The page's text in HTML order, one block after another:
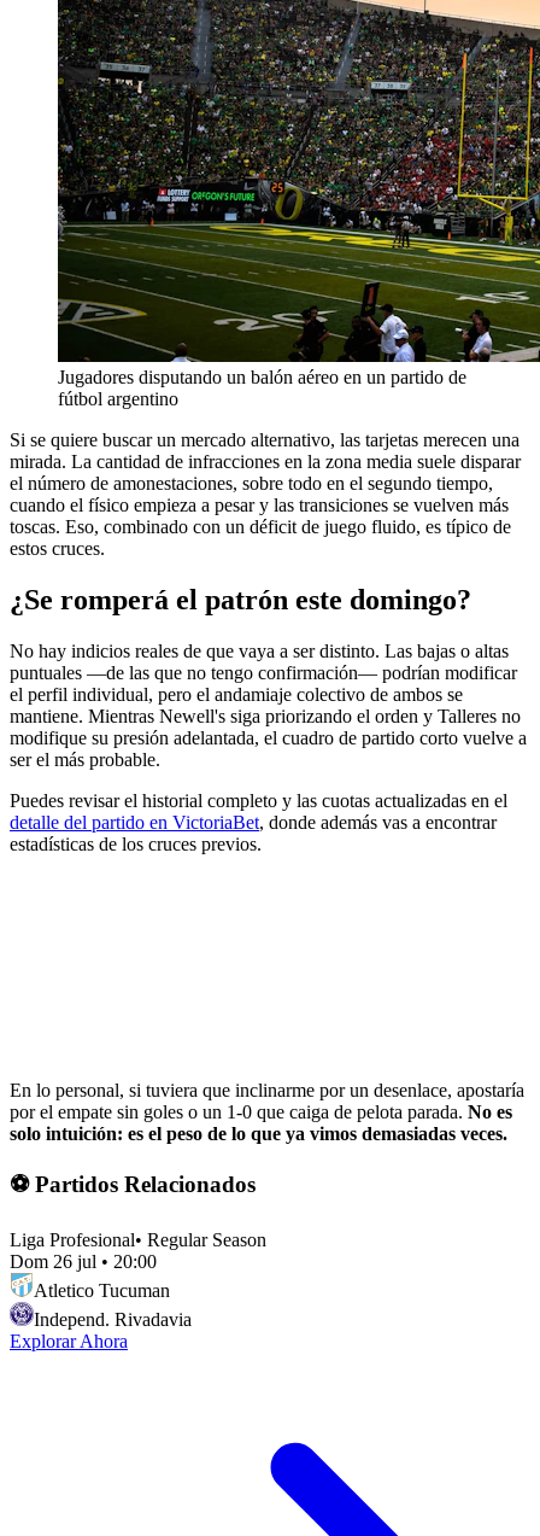
Jugadores disputando un balón aéreo en un partido de
fútbol argentino
Si se quiere buscar un mercado alternativo, las tarjetas merecen una
mirada. La cantidad de infracciones en la zona media suele disparar
el número de amonestaciones, sobre todo en el segundo tiempo,
cuando el físico empieza a pesar y las transiciones se vuelven más
toscas. Eso, combinado con un déficit de juego fluido, es típico de
estos cruces.
¿Se romperá el patrón este domingo?
No hay indicios reales de que vaya a ser distinto. Las bajas o altas
puntuales —de las que no tengo confirmación— podrían modificar
el perfil individual, pero el andamiaje colectivo de ambos se
mantiene. Mientras Newell's siga priorizando el orden y Talleres no
modifique su presión adelantada, el cuadro de partido corto vuelve a
ser el más probable.
Puedes revisar el historial completo y las cuotas actualizadas en el
detalle del partido en VictoriaBet, donde además vas a encontrar
estadísticas de los cruces previos.
En lo personal, si tuviera que inclinarme por un desenlace, apostaría
por el empate sin goles o un 1-0 que caiga de pelota parada. No es
solo intuición: es el peso de lo que ya vimos demasiadas veces.
⚽ Partidos Relacionados
Liga Profesional• Regular Season
Dom 26 jul • 20:00
Atletico Tucuman
Independ. Rivadavia
Explorar Ahora